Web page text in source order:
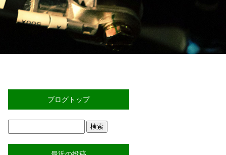
ブログトップ